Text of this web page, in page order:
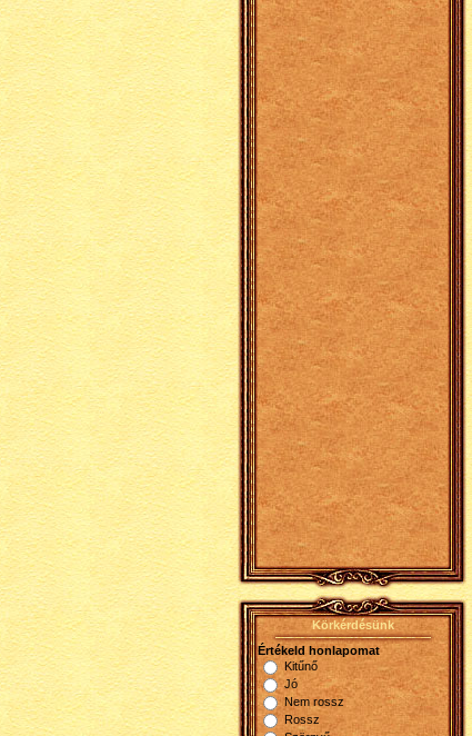
Körkérdésünk
Értékeld honlapomat
Kitűnő
Jó
Nem rossz
Rossz